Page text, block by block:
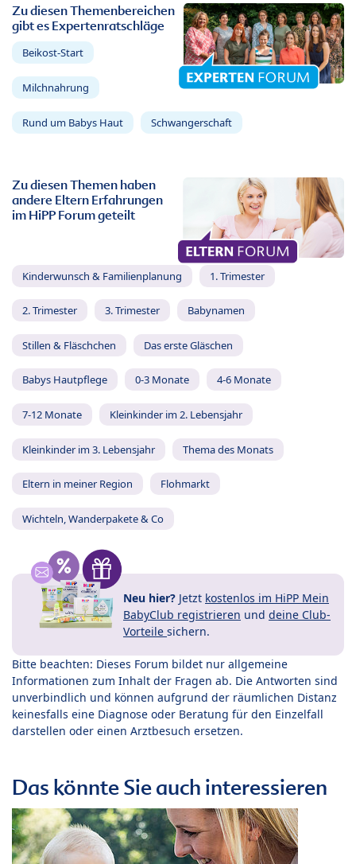
Zu diesen Themenbereichen
gibt es Expertenratschläge
Beikost-Start
Milchnahrung
Rund um Babys Haut Schwangerschaft
Zu diesen Themen haben
andere Eltern Erfahrungen
im HiPP Forum geteilt
Kinderwunsch & Familienplanung 1. Trimester
2. Trimester 3. Trimester Babynamen
Stillen & Fläschchen Das erste Gläschen
Babys Hautpflege 0-3 Monate 4-6 Monate
7-12 Monate Kleinkinder im 2. Lebensjahr
Kleinkinder im 3. Lebensjahr Thema des Monats
Eltern in meiner Region Flohmarkt
Wichteln, Wanderpakete & Co
Neu hier? Jetzt kostenlos im HiPP Mein
BabyClub registrieren und deine Club-
Vorteile sichern.
Bitte beachten: Dieses Forum bildet nur allgemeine
Informationen zum Inhalt der Fragen ab. Die Antworten sind
unverbindlich und können aufgrund der räumlichen Distanz
keinesfalls eine Diagnose oder Beratung für den Einzelfall
darstellen oder einen Arztbesuch ersetzen.
Das könnte Sie auch interessieren